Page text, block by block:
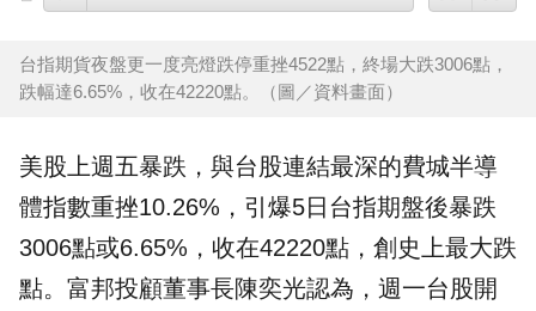
台指期貨夜盤更一度亮燈跌停重挫4522點，終場大跌3006點，
跌幅達6.65%，收在42220點。（圖／資料畫面）
美股 上週五暴跌，與台股連結最深的費城半導
體指數重挫10.26%，引爆5日台指期盤後暴跌
3006點或6.65%，收在42220點，創史上最大跌
點。富邦投顧董事長陳奕光認為，週一台股開